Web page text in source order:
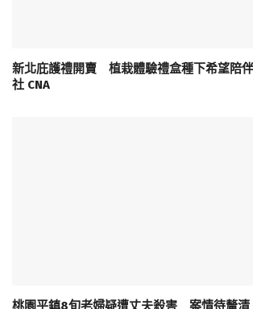
新北庇護禮開賣 植栽體驗禮盒種下希望陪
社 CNA
桃園平鎮8旬老婦疑遭丈夫殺害 案情待釐